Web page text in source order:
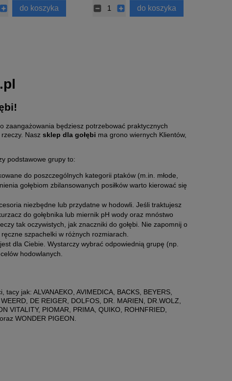
do koszyka do koszyka
zaangażowania będziesz potrzebować praktycznych
Nasz sklep dla gołębi ma grono wiernych Klientów,
podstawowe grupy to:
do poszczególnych kategorii ptaków (m.in. młode,
gołębiom zbilansowanych posiłków warto kierować się
niezbędne lub przydatne w hodowli. Jeśli traktujesz
do gołębnika lub miernik pH wody oraz mnóstwo
tak oczywistych, jak znaczniki do gołębi. Nie zapomnij o
szpachelki w różnych rozmiarach.
dla Ciebie. Wystarczy wybrać odpowiednią grupę (np.
hodowlanych.
jak: ALVANAEKO, AVIMEDICA, BACKS, BEYERS,
DE REIGER, DOLFOS, DR. MARIEN, DR.WOLZ,
VITALITY, PIOMAR, PRIMA, QUIKO, ROHNFRIED,
WONDER PIGEON.